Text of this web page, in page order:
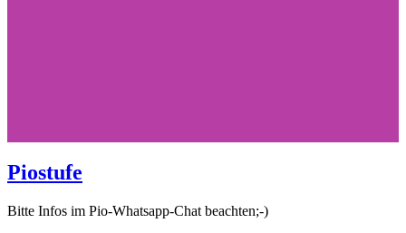
Piostufe
Bitte Infos im Pio-Whatsapp-Chat beachten;-)